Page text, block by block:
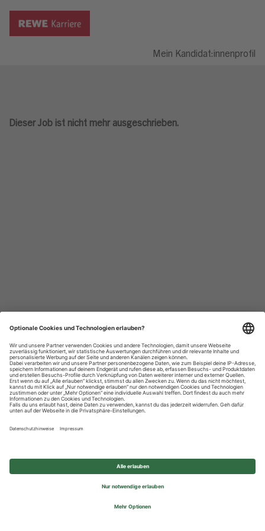
Mein Kandidat:innenprofil
Dieser Job ist nicht mehr ausgeschrieben.
Datenschutzhinweise
Impressum
Privatsphäre-Einstellungen
© 2026 REWE Group - All rights reserved